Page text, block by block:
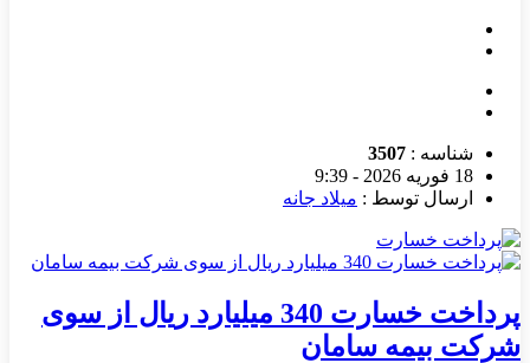
شناسه : 3507
18 فوریه 2026 - 9:39
ارسال توسط : میلاد جانه
پرداخت خسارت 340 میلیارد ریال از سوی
شرکت بیمه سامان